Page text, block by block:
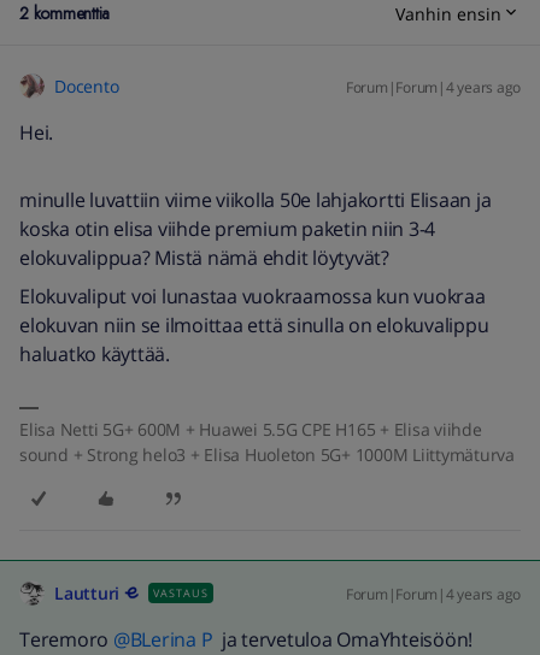
2 kommenttia Vanhin ensin
Docento Forum|Forum|4 years ago
Hei.
minulle luvattiin viime viikolla 50e lahjakortti Elisaan ja
koska otin elisa viihde premium paketin niin 3-4
elokuvalippua? Mistä nämä ehdit löytyvät?
Elokuvaliput voi lunastaa vuokraamossa kun vuokraa
elokuvan niin se ilmoittaa että sinulla on elokuvalippu
haluatko käyttää.
Elisa Netti 5G+ 600M + Huawei 5.5G CPE H165 + Elisa viihde
sound + Strong helo3 + Elisa Huoleton 5G+ 1000M Liittymäturva
Lautturi VASTAUS Forum|Forum|4 years ago
Teremoro @BLerina P ja tervetuloa OmaYhteisöön!